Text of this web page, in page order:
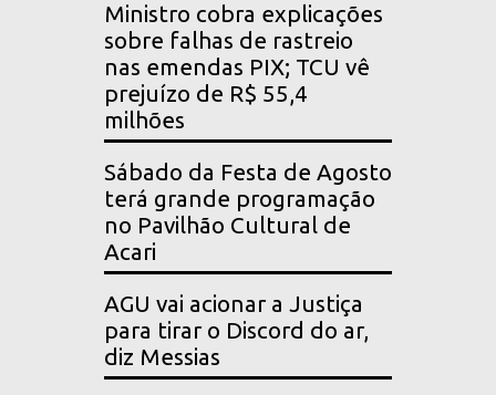
Ministro cobra explicações
sobre falhas de rastreio
nas emendas PIX; TCU vê
prejuízo de R$ 55,4
milhões
Sábado da Festa de Agosto
terá grande programação
no Pavilhão Cultural de
Acari
AGU vai acionar a Justiça
para tirar o Discord do ar,
diz Messias